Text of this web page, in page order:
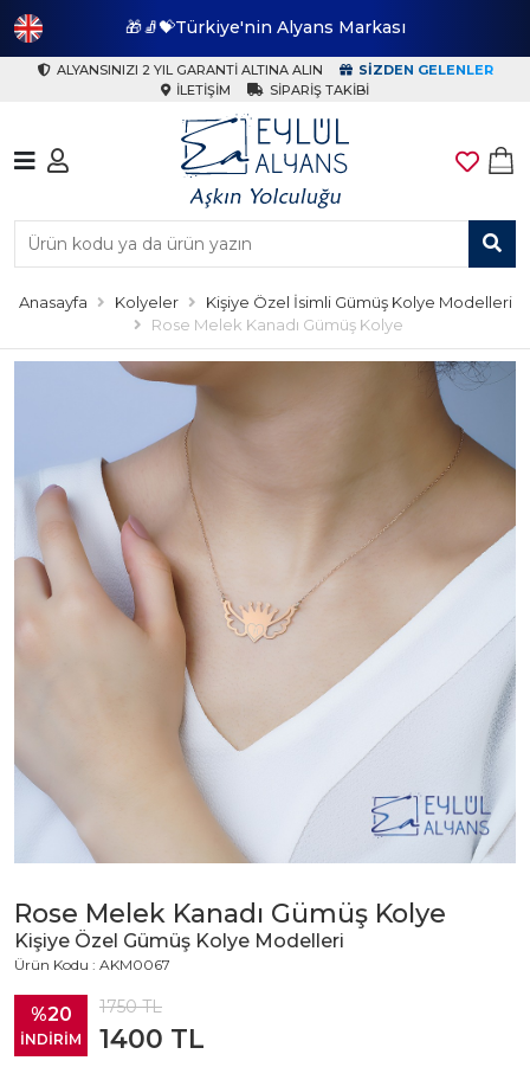
🎁🧦💝Türkiye'nin Alyans Markası
ALYANSINIZI 2 YIL GARANTI ALTINA ALIN
SIZDEN GELENLER
İLETIŞIM
SIPARIŞ TAKIBI
Anasayfa Kolyeler
Kişiye Özel İsimli Gümüş Kolye Modelleri
Rose Melek Kanadı Gümüş Kolye
Rose Melek Kanadı Gümüş Kolye
Kişiye Özel Gümüş Kolye Modelleri
Ürün Kodu : AKM0067
%20
İNDİRİM
1750TL
1400 TL